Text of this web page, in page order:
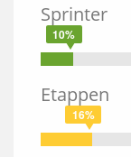
Sprinter
10%
Etappen
16%